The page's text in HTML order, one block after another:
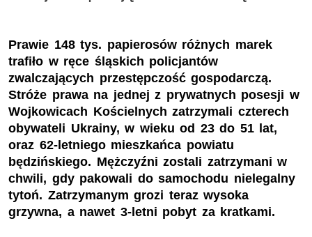
Prawie 148 tys. papierosów różnych marek
trafiło w ręce śląskich policjantów
zwalczających przestępczość gospodarczą.
Stróże prawa na jednej z prywatnych posesji w
Wojkowicach Kościelnych zatrzymali czterech
obywateli Ukrainy, w wieku od 23 do 51 lat,
oraz 62-letniego mieszkańca powiatu
będzińskiego. Mężczyźni zostali zatrzymani w
chwili, gdy pakowali do samochodu nielegalny
tytoń. Zatrzymanym grozi teraz wysoka
grzywna, a nawet 3-letni pobyt za kratkami.